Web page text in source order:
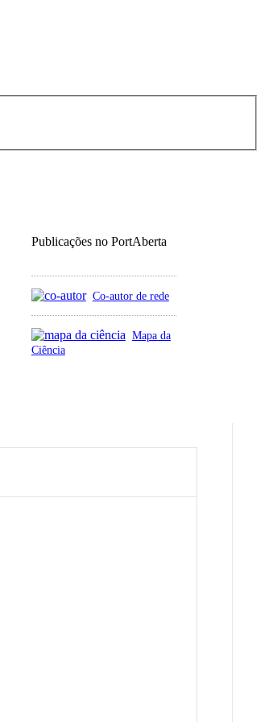
Publicações no PortAberta
Co-autor de rede
Mapa da
Ciência